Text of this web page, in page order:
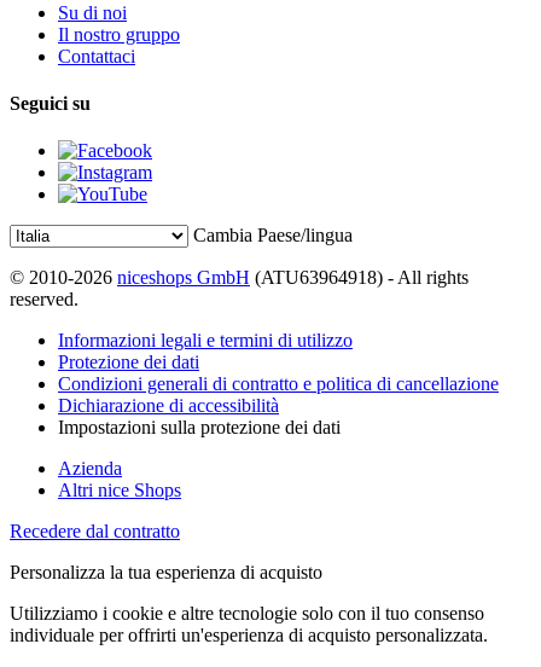
Su di noi
Il nostro gruppo
Contattaci
Seguici su
Cambia Paese/lingua
© 2010-2026 niceshops GmbH (ATU63964918) - All rights
reserved.
Informazioni legali e termini di utilizzo
Protezione dei dati
Condizioni generali di contratto e politica di cancellazione
Dichiarazione di accessibilità
Impostazioni sulla protezione dei dati
Azienda
Altri nice Shops
Recedere dal contratto
Personalizza la tua esperienza di acquisto
Utilizziamo i cookie e altre tecnologie solo con il tuo consenso
individuale per offrirti un'esperienza di acquisto personalizzata.